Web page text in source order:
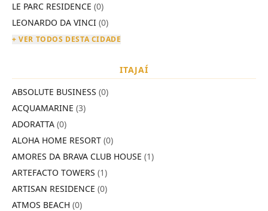
LE PARC RESIDENCE (0)
LEONARDO DA VINCI (0)
+ VER TODOS DESTA CIDADE
ITAJAÍ
ABSOLUTE BUSINESS (0)
ACQUAMARINE (3)
ADORATTA (0)
ALOHA HOME RESORT (0)
AMORES DA BRAVA CLUB HOUSE (1)
ARTEFACTO TOWERS (1)
ARTISAN RESIDENCE (0)
ATMOS BEACH (0)